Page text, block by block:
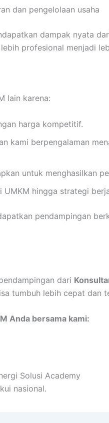
dan pengelolaan usaha
dampak nyata
profesional menjadi
lain karena:
harga kompetitif.
kami berpengalaman
untuk menghasilkan
UMKM hingga strategi
pendampingan
dari
tumbuh lebih cepat dan
Anda bersama kami:
Solusi Academy
nasional.